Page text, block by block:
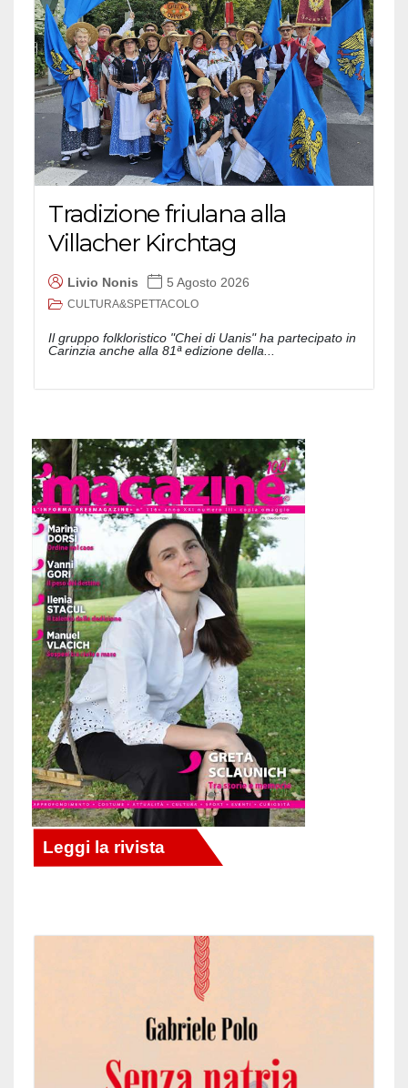
Tradizione friulana alla
Villacher Kirchtag
Livio Nonis 5 Agosto 2026
CULTURA&SPETTACOLO
Il gruppo folkloristico "Chei di Uanis" ha partecipato in
Carinzia anche alla 81ª edizione della...